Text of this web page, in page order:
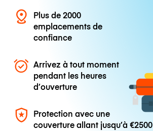
Plus de 2000
emplacements de
confiance
Arrivez à tout moment
pendant les heures
d’ouverture
Protection avec une
couverture allant jusqu’à€2500